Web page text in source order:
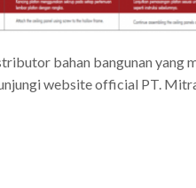
bahan bangunan yang
website official PT.